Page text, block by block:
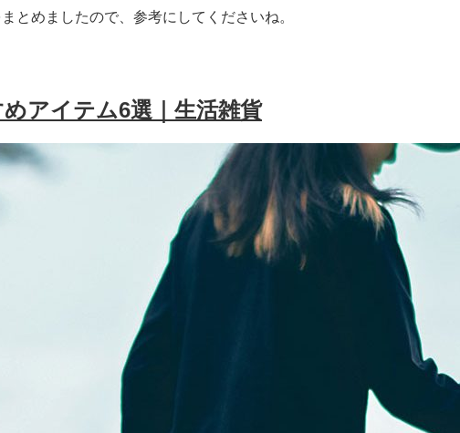
とめましたので、参考にしてくださいね。
アイテム6選｜生活雑貨